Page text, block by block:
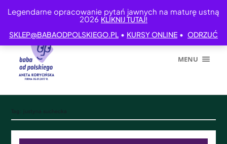
Legendarne opracowanie pytań jawnych na maturę ustną
2026 KLIKNIJ TUTAJ!
SKLEP@BABAODPOLSKIEGO.PL • KURSY ONLINE • ODRZUĆ
MENU